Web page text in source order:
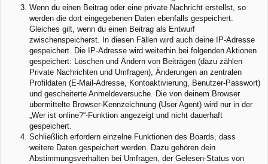
Wenn du einen Beitrag oder eine private Nachricht erstellst, so
werden die dort eingegebenen Daten ebenfalls gespeichert.
Gleiches gilt, wenn du einen Beitrag als Entwurf
zwischenspeicherst. In diesen Fällen wird auch deine IP-Adresse
gespeichert. Die IP-Adresse wird weiterhin bei folgenden Aktionen
gespeichert: Löschen und Ändern von Beiträgen (dazu zählen
Private Nachrichten und Umfragen), Änderungen an zentralen
Profildaten (E-Mail-Adresse, Kontoaktivierung, Benutzer-Passwort)
und gescheiterte Anmeldeversuche. Die von deinem Browser
übermittelte Browser-Kennzeichnung (User Agent) wird nur in der
„Wer ist online?“-Funktion angezeigt und nicht dauerhaft
gespeichert.
Schließlich erfordern einzelne Funktionen des Boards, dass
weitere Daten gespeichert werden. Dazu gehören dein
Abstimmungsverhalten bei Umfragen, der Gelesen-Status von